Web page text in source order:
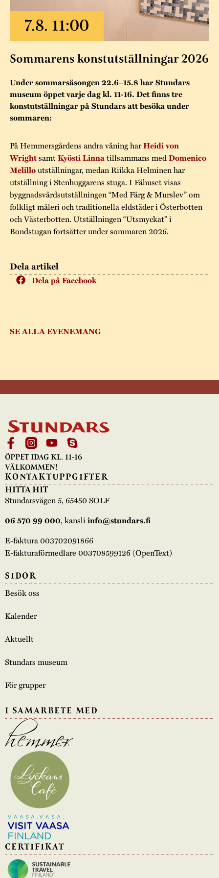
Tillgänglighet
Trygghet
Hållbar utveckling
Kontakta oss
Kalas på Stundars
Stundars teater
Byggnadsvård
Museipedagogik
Hantverk
Projekt
Stugornas Stundars
Stundarsvänner
Marknader
Årsberättelser
Årets Gunnar
Stundars
Dela artikel
Dela på Facebook
SE ALLA EVENEMANG
Sommarens konstutställningar 2026
Under sommarsäsongen 22.6–15.8 har Stundars
museum öppet varje dag kl. 11-16. Det finns tre
konstutställningar på Stundars att besöka under
sommaren:
På Hemmersgårdens andra våning harHeidi von
WrightsamtKyösti Linnatillsammans medDomenico
Melilloutställningar, medan Riikka Helminen har
utställning i Stenhuggarens stuga. I Fähuset visas
byggnadsvårdsutställningen “Med Färg & Murslev” om
folkligt måleri och traditionella eldstäder i Österbotten
och Västerbotten. Utställningen “Utsmyckat” i
Bondstugan fortsätter under sommaren 2026.
ÖPPET IDAG KL. 11-16
VÄLKOMMEN!
KONTAKTUPPGIFTER
HITTA HIT
Stundarsvägen 5, 65450 SOLF
06 570 99 000, kansliinfo@stundars.fi
E-faktura 003702091866
E-fakturaförmedlare 003708599126 (OpenText)
SIDOR
Besök oss
Kalender
Aktuellt
Stundars museum
För grupper
I SAMARBETE MED
CERTIFIKAT